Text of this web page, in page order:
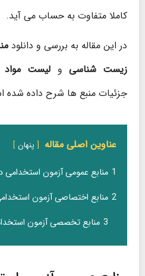
کاملا متفاوت به حساب می آید.
در این مقاله به بررسی و دانلود
زیست شناسی و لیست مواد
جزئیات منبع ها شرح داده شده
عناوین اصلی مقاله پنهان
1 منابع عمومی آزمون استخدامی
2 منابع اختصاصی آزمون
3 منابع تخصصی آزمون